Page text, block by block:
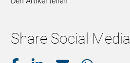
Share Social Media